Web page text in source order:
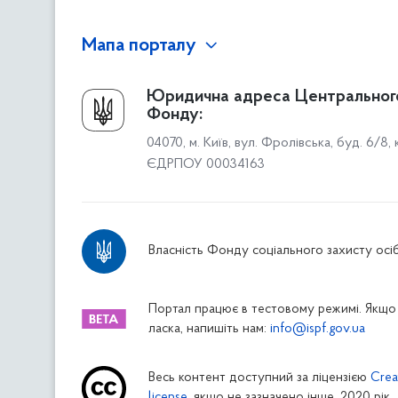
Мапа порталу
Про Фонд
Керівництво
Структура Фонду
Територіальні відділення
Дніпропетровське відділення
Житомирське відділення
Закарпатське відділення
Запорізьке відділення
Івано-Франківське відділення
Юридична адреса
Фонду:
04070, м. Київ, вул. Фролівська, буд. 6/8,
ЄДРПОУ 00034163
Власність Фонду соціального захисту осіб
Портал працює в тестовому режимі. Якщо
ласка, напишіть нам: info@ispf.gov.ua
Весь контент доступний за ліцензією